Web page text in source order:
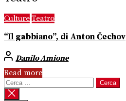
Culture Teatro
“Il gabbiano”, di Anton Čechov
Danilo Amione
Read more
Ricerca
per: